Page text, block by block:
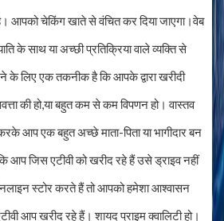
आपको चेकिंग खाते से वंचित कर दिया जाएगा।वेब
के साथ या अच्छी प्रतिक्रिया वाले व्यक्ति से
के लिए एक तकनीक है कि आपके द्वारा खरीदी
की हो,या बहुत कम से कम विपणन हो। वास्तव
आप एक बहुत अच्छे माता-पिता या भागीदार बन
आप जिस एटीवी को खरीद रहे हैं उसे ड्राइव नहीं
स्टोर करते हैं तो आपको हमेशा आश्वासन
आप खरीद रहे हैं। शायद प्राइम क्वालिटी हो।